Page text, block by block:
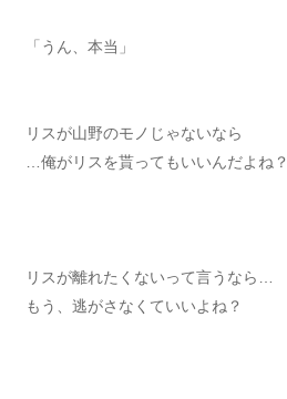
「うん、本当」
リスが山野のモノじゃないなら
…俺がリスを貰ってもいいんだよね？
リスが離れたくないって言うなら…
もう、逃がさなくていいよね？